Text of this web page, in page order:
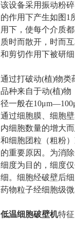
该设备采用振动粉
的作用下产生如图1
用下，使每个介质
质时而散开，时而
和剪切作用下被研
通过打破动(植)物类
品种来自于动(植)物
径一般在
通过细胞膜、细胞
内细胞数量的增大
和细胞团粒（粗粉
的重要原因。为消
细度为目的，细度
细。细胞经破壁后
药物粒子经细胞级
低温细胞破壁机特